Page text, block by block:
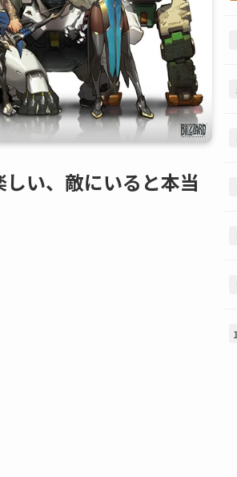
しい、敵にいると本当